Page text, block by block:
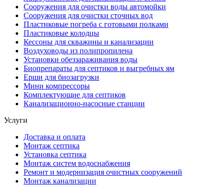
Сооружения для очистки воды автомойки
Сооружения для очистки сточных вод
Пластиковые погреба с готовыми полками
Пластиковые колодцы
Кессоны для скважины и канализации
Воздуховоды из полипропилена
Установки обеззараживания воды
Биопрепараты для септиков и выгребных ям
Ерши для биозагрузки
Мини компрессоры
Комплектующие для септиков
Канализационно-насосные станции
Услуги
Доставка и оплата
Монтаж септика
Установка септика
Монтаж систем водоснабжения
Ремонт и модернизация очистных сооружений
Монтаж канализации